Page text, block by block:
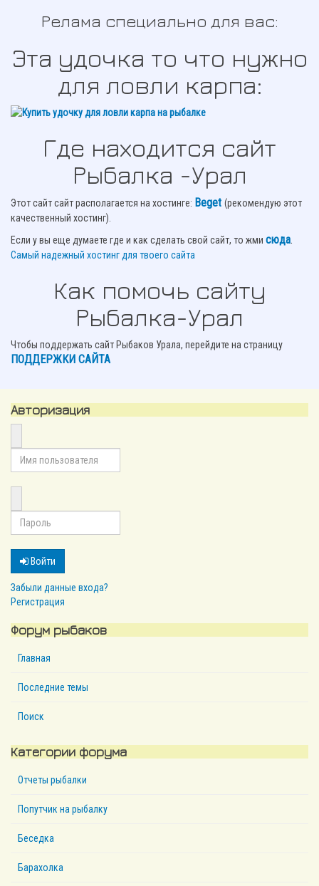
Релама специально для вас:
Эта удочка то что нужно
для ловли карпа:
Где находится сайт
Рыбалка -Урал
Этот сайт сайт располагается на хостинге: Beget (рекомендую этот
качественный хостинг).
Если у вы еще думаете где и как сделать свой сайт, то жми сюда.
Самый надежный хостинг для твоего сайта
Как помочь сайту
Рыбалка-Урал
Чтобы поддержать сайт Рыбаков Урала, перейдите на страницу
ПОДДЕРЖКИ САЙТА
Авторизация
Войти
Забыли данные входа?
Регистрация
Форум рыбаков
Главная
Последние темы
Поиск
Категории форума
Отчеты рыбалки
Попутчик на рыбалку
Беседка
Барахолка